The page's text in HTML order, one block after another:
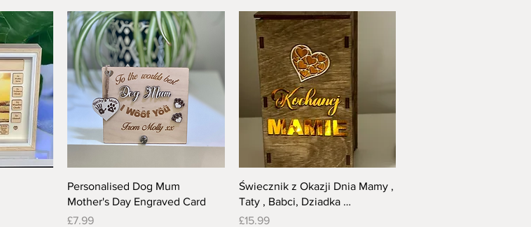
Quick View
Personalised Dog Mum
Mother's Day Engraved Card
Price
£7.99
Quick View
Świecznik z Okazji Dnia Mamy ,
Taty , Babci, Dziadka …
Price
£15.99